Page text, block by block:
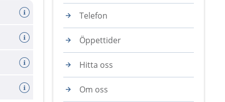
Telefon
Öppettider
Hitta oss
Om oss